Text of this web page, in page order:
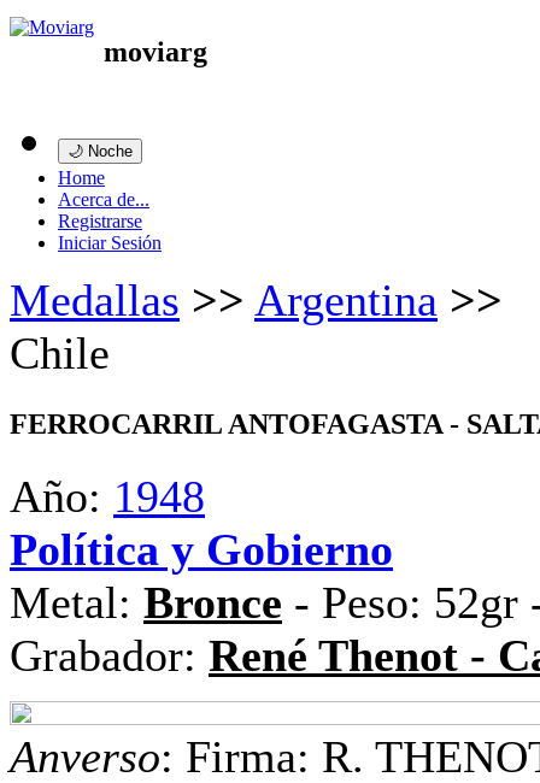
moviarg
🌙 Noche
Home
Acerca de...
Registrarse
Iniciar Sesión
Medallas >> Argentina >>
Chile
FERROCARRIL ANTOFAGASTA -
Año: 1948
Política y Gobierno
Metal: Bronce - Peso:
Grabador: René Thenot -
Anverso: Firma: R.